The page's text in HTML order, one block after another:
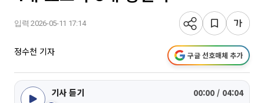
입력 2026-05-11 17:14
정수천 기자 구글 선호매체 추가
기사 듣기 00:00 / 04:04